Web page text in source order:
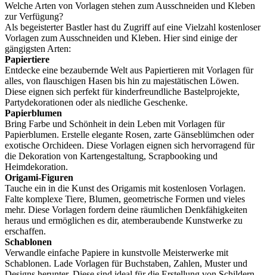
Welche Arten von Vorlagen stehen zum Ausschneiden und Kleben
zur Verfügung?
Als begeisterter Bastler hast du Zugriff auf eine Vielzahl kostenloser
Vorlagen zum Ausschneiden und Kleben. Hier sind einige der
gängigsten Arten:
Papiertiere
Entdecke eine bezaubernde Welt aus Papiertieren mit Vorlagen für
alles, von flauschigen Hasen bis hin zu majestätischen Löwen.
Diese eignen sich perfekt für kinderfreundliche Bastelprojekte,
Partydekorationen oder als niedliche Geschenke.
Papierblumen
Bring Farbe und Schönheit in dein Leben mit Vorlagen für
Papierblumen. Erstelle elegante Rosen, zarte Gänseblümchen oder
exotische Orchideen. Diese Vorlagen eignen sich hervorragend für
die Dekoration von Kartengestaltung, Scrapbooking und
Heimdekoration.
Origami-Figuren
Tauche ein in die Kunst des Origamis mit kostenlosen Vorlagen.
Falte komplexe Tiere, Blumen, geometrische Formen und vieles
mehr. Diese Vorlagen fordern deine räumlichen Denkfähigkeiten
heraus und ermöglichen es dir, atemberaubende Kunstwerke zu
erschaffen.
Schablonen
Verwandle einfache Papiere in kunstvolle Meisterwerke mit
Schablonen. Lade Vorlagen für Buchstaben, Zahlen, Muster und